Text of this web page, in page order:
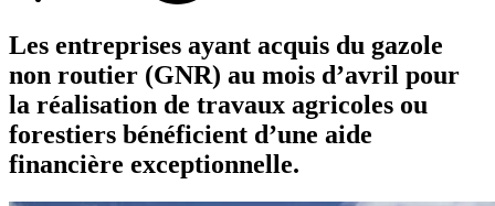
Les entreprises ayant acquis du gazole
non routier (GNR) au mois d’avril pour
la réalisation de travaux agricoles ou
forestiers bénéficient d’une aide
financière exceptionnelle.